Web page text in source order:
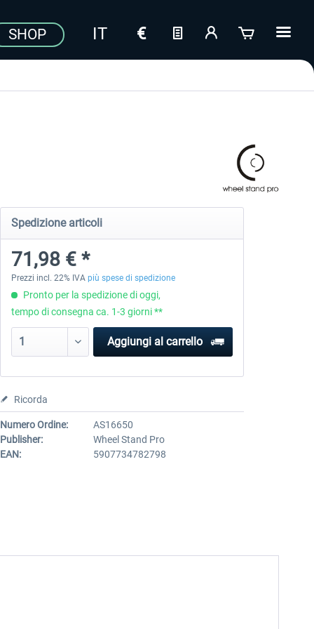
SHOP
Spedizione articoli
71,98 € *
Prezzi incl. 22% IVA più spese di spedizione
Pronto per la spedizione di oggi,
tempo di consegna ca. 1-3 giorni **
Aggiungi al carrello
Ricorda
Numero Ordine:
AS16650
Publisher:
Wheel Stand Pro
EAN:
5907734782798